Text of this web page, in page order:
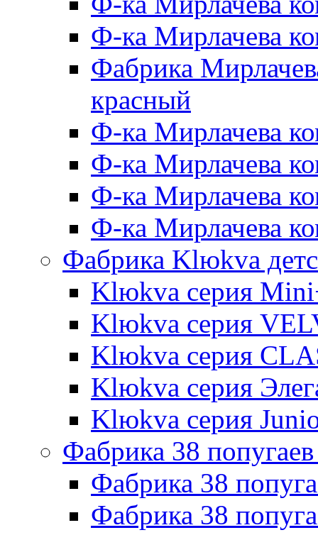
Ф-ка Мирлачева
Фабрика
красный
Ф-ка Мирлачева
Ф-ка Мирлачева
Ф-ка Мирлачева
Ф-ка Мирлачева
Фабрика Klюkva
Klюkva серия
Klюkva серия
Klюkva серия
Klюkva серия
Klюkva серия
Фабрика 38
Фабрика 38
Фабрика 38